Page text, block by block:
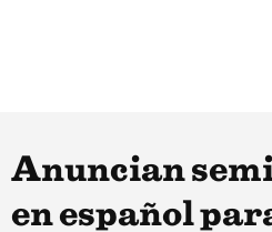
Anuncian
en español